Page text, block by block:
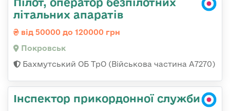
літальних апаратів
від 50000 до 120000 грн
Покровськ
Бахмутський ОБ ТрО (Військова частина А7270)
Інспектор прикордонної служби